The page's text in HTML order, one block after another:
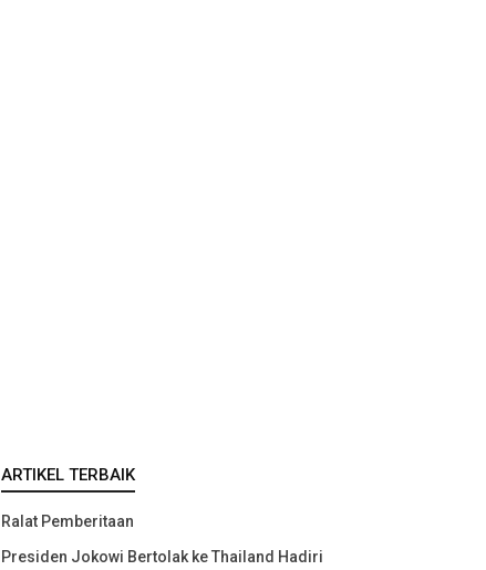
ARTIKEL TERBAIK
Ralat Pemberitaan
Presiden Jokowi Bertolak ke Thailand Hadiri